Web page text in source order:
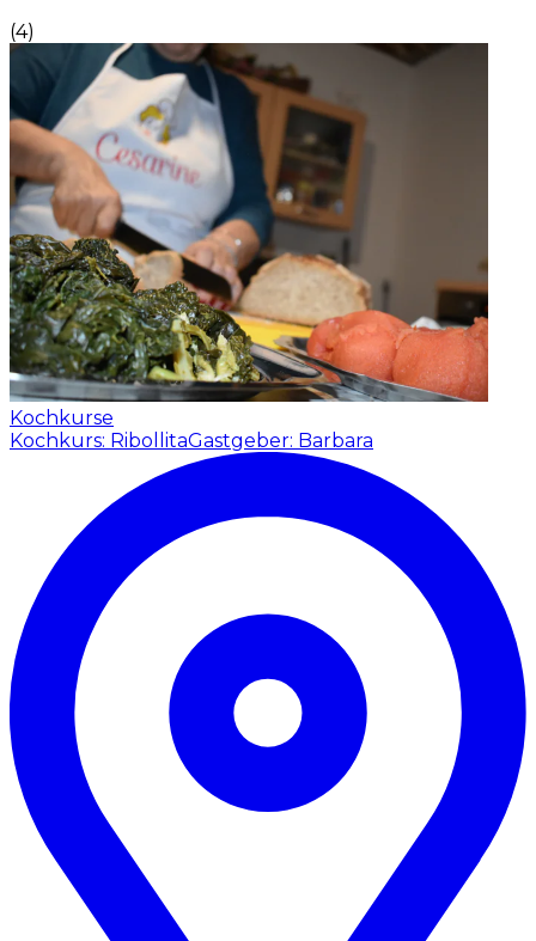
(4)
Kochkurse
Kochkurs: RibollitaGastgeber: Barbara